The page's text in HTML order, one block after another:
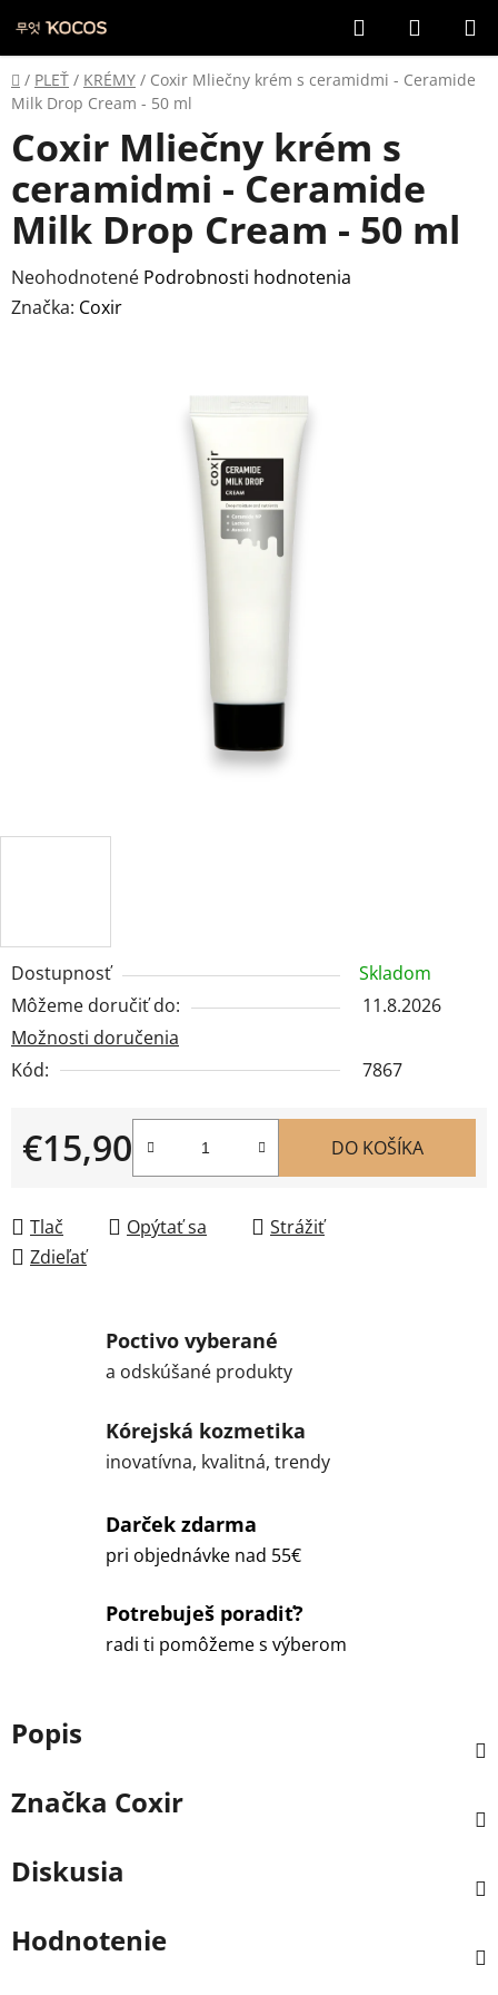
na
obsah
Hľadať
KOŠÍK
Domov
/ PLEŤ / KRÉMY / Coxir Mliečny krém s ceramidmi - Ceramide
Milk Drop Cream - 50 ml
Dostupnosť
Skladom
Môžeme doručiť do:
11.8.2026
Možnosti doručenia
Kód:
7867
€15,90
Jednotková cena:
DO KOŠÍKA
Tlač Opýtať sa
Strážiť
Zdieľať
Coxir Mliečny krém s
ceramidmi - Ceramide
Milk Drop Cream - 50 ml
Priemerné
hodnotenie
Neohodnotené Podrobnosti hodnotenia
Značka: Coxir
Poctivo vyberané
a odskúšané produkty
Kórejská kozmetika
inovatívna, kvalitná, trendy
Darček zdarma
pri objednávke nad 55€
Potrebuješ poradiť?
radi ti pomôžeme s výberom
Popis
Značka Coxir
Diskusia
Hodnotenie